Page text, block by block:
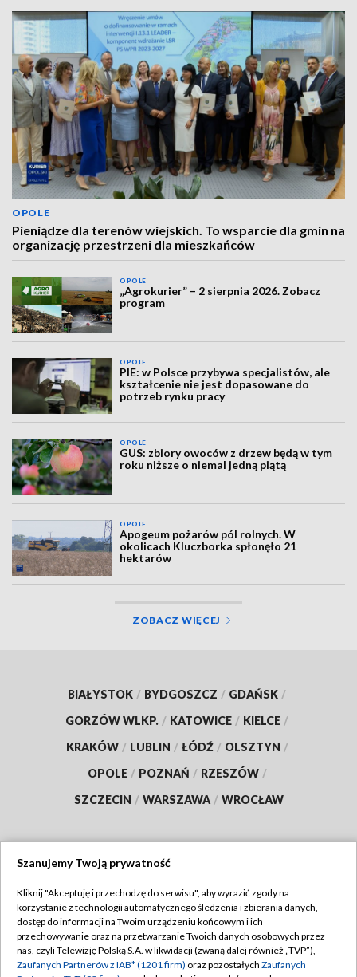
OPOLE
Pieniądze dla terenów wiejskich. To wsparcie dla gmin na
organizację przestrzeni dla mieszkańców
OPOLE
„Agrokurier” – 2 sierpnia 2026. Zobacz
program
OPOLE
PIE: w Polsce przybywa specjalistów, ale
kształcenie nie jest dopasowane do
potrzeb rynku pracy
OPOLE
GUS: zbiory owoców z drzew będą w tym
roku niższe o niemal jedną piątą
OPOLE
Apogeum pożarów pól rolnych. W
okolicach Kluczborka spłonęło 21
hektarów
ZOBACZ WIĘCEJ
BIAŁYSTOK / BYDGOSZCZ / GDAŃSK /
GORZÓW WLKP. / KATOWICE / KIELCE /
KRAKÓW / LUBLIN / ŁÓDŹ / OLSZTYN /
OPOLE / POZNAŃ / RZESZÓW /
SZCZECIN / WARSZAWA / WROCŁAW
TVP
Abonament TVP
Emisja w TVP
Regulamin TVP
Polityka prywatności
Szanujemy Twoją prywatność
Kliknij "Akceptuję i przechodzę do serwisu", aby wyrazić zgody na
korzystanie z technologii automatycznego śledzenia i zbierania danych,
dostęp do informacji na Twoim urządzeniu końcowym i ich
przechowywanie oraz na przetwarzanie Twoich danych osobowych przez
nas, czyli Telewizję Polską S.A. w likwidacji (zwaną dalej również „TVP”),
Zaufanych Partnerów z IAB* (1201 firm) oraz pozostałych Zaufanych